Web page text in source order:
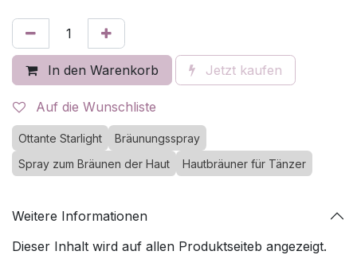
In den Warenkorb Jetzt kaufen
Auf die Wunschliste
Ottante Starlight
Bräunungsspray
Spray zum Bräunen der Haut
Hautbräuner für Tänzer
Weitere Informationen
Dieser Inhalt wird auf allen Produktseiteb angezeigt.